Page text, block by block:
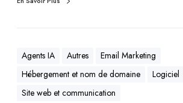
Agents IA Autres
Email Marketing
Hébergement et nom de domaine
Logiciel
Site web et communication